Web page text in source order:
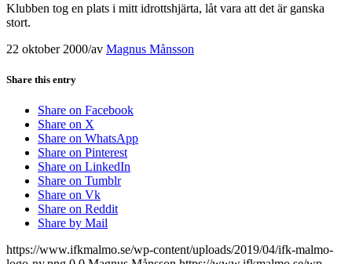
Klubben tog en plats i mitt idrottshjärta, låt vara att det är ganska
stort.
22 oktober 2000/av Magnus Månsson
Share this entry
Share on Facebook
Share on X
Share on WhatsApp
Share on Pinterest
Share on LinkedIn
Share on Tumblr
Share on Vk
Share on Reddit
Share by Mail
https://www.ifkmalmo.se/wp-content/uploads/2019/04/ifk-malmo-